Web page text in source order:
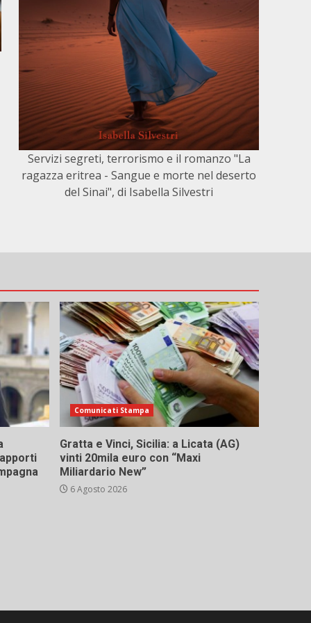
Servizi segreti, terrorismo e il romanzo "La
ragazza eritrea - Sangue e morte nel deserto
del Sinai", di Isabella Silvestri
Comunicati Stampa
Gratta e Vinci, Sicilia: a Licata (AG)
vinti 20mila euro con “Maxi
Miliardario New”
6 Agosto 2026